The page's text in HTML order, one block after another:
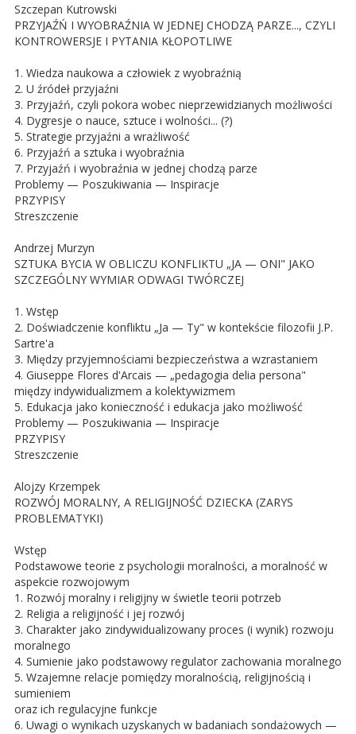
Szczepan Kutrowski
PRZYJAŹŃ I WYOBRAŹNIA W JEDNEJ CHODZĄ PARZE..., CZYLI
KONTROWERSJE I PYTANIA KŁOPOTLIWE
1. Wiedza naukowa a człowiek z wyobraźnią
2. U źródeł przyjaźni
3. Przyjaźń, czyli pokora wobec nieprzewidzianych możliwości
4. Dygresje o nauce, sztuce i wolności... (?)
5. Strategie przyjaźni a wrażliwość
6. Przyjaźń a sztuka i wyobraźnia
7. Przyjaźń i wyobraźnia w jednej chodzą parze
Problemy — Poszukiwania — Inspiracje
PRZYPISY
Streszczenie
Andrzej Murzyn
SZTUKA BYCIA W OBLICZU KONFLIKTU „JA — ONI" JAKO
SZCZEGÓLNY WYMIAR ODWAGI TWÓRCZEJ
1. Wstęp
2. Doświadczenie konfliktu „Ja — Ty" w kontekście filozofii J.P.
Sartre'a
3. Między przyjemnościami bezpieczeństwa a wzrastaniem
4. Giuseppe Flores d'Arcais — „pedagogia delia persona"
między indywidualizmem a kolektywizmem
5. Edukacja jako konieczność i edukacja jako możliwość
Problemy — Poszukiwania — Inspiracje
PRZYPISY
Streszczenie
Alojzy Krzempek
ROZWÓJ MORALNY, A RELIGIJNOŚĆ DZIECKA (ZARYS
PROBLEMATYKI)
Wstęp
Podstawowe teorie z psychologii moralności, a moralność w
aspekcie rozwojowym
1. Rozwój moralny i religijny w świetle teorii potrzeb
2. Religia a religijność i jej rozwój
3. Charakter jako zindywidualizowany proces (i wynik) rozwoju
moralnego
4. Sumienie jako podstawowy regulator zachowania moralnego
5. Wzajemne relacje pomiędzy moralnością, religijnością i
sumieniem
oraz ich regulacyjne funkcje
6. Uwagi o wynikach uzyskanych w badaniach sondażowych —